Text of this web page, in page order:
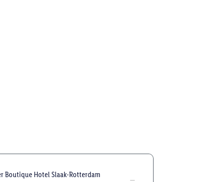
Boutique Hotel Slaak-Rotterdam